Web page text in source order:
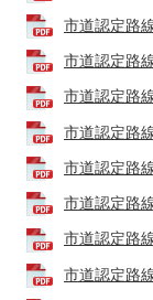
市道認定路
市道認定路
市道認定路
市道認定路
市道認定路
市道認定路
市道認定路
市道認定路